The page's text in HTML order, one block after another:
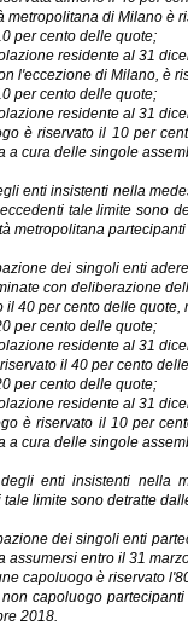
metropolitana di Milano è
per cento delle quote;
residente al 31
l'eccezione di Milano, è
per cento delle quote;
residente al 31
è riservato il 10 per
a cura delle singole
enti insistenti nella
tale limite sono
metropolitana
dei singoli enti
con deliberazione
il 40 per cento delle quote,
per cento delle quote;
residente al 31
il 40 per cento
per cento delle quote;
residente al 31
è riservato il 10 per
a cura delle singole
enti insistenti nella
limite sono detratte
dei singoli enti
assumersi entro il 31
capoluogo è riservato
capoluogo
2018.